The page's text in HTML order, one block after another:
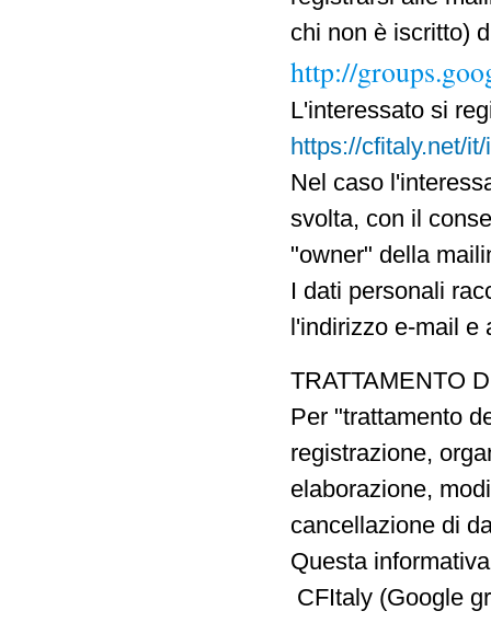
chi non è iscritto)
http://
L'interessato si
https://cfitaly.net/
Nel caso
svolta, con il
"owner" della
I dati personali
l'indirizzo e-mail
TRATTAMENTO
Per "trattamento
registrazione,
elaborazione,
cancellazione di
Questa
CFItaly (Google